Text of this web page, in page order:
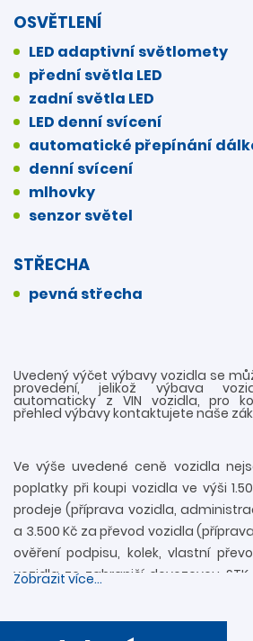
OSVĚTLENÍ
LED adaptivní světlomety
přední světla LED
zadní světla LED
LED denní svícení
automatické přepínání
denní svícení
mlhovky
senzor světel
STŘECHA
pevná střecha
Uvedený výčet výbavy vozidla se
provedení, jelikož výbava
automaticky z VIN vozidla, pro
přehled výbavy kontaktujete naše
Ve výše uvedené ceně vozidla
poplatky při koupi vozidla ve výši
prodeje (příprava vozidla,
a 3.500 Kč za převod vozidla
ověření podpisu, kolek, vlastní
vozidla ze zahraničí dovozovou
prostřednictvím zákaznické linky
Zobrazit více...